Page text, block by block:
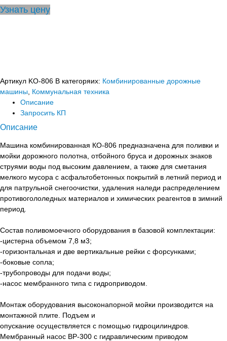
Узнать цену
Артикул KO-806 В категоряих: Комбинированные дорожные
машины Коммунальная техника
Описание
Запросить КП
Описание
Машина комбинированная КО-806 предназначена для поливки и
мойки дорожного полотна, отбойного бруса и дорожных знаков
струями воды под высоким давлением, а также для сметания
мелкого мусора с асфальтобетонных покрытий в летний период и
для патрульной снегоочистки, удаления наледи распределением
противогололедных материалов и химических реагентов в зимний
период.
Состав поливомоечного оборудования в базовой комплектации:
-цистерна объемом 7,8 м3;
-горизонтальная и две вертикальные рейки с форсунками;
-боковые сопла;
-трубопроводы для подачи воды;
-насос мембранного типа с гидроприводом.
Монтаж оборудования высоконапорной мойки производится на
монтажной плите. Подъем и
опускание осуществляется с помощью гидроцилиндров.
Мембранный насос ВР-300 с гидравлическим приводом